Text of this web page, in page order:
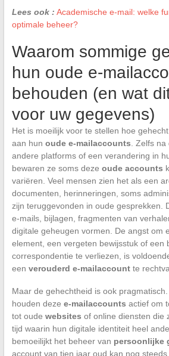
Lees ook : Academische e-mail: welke
optimale beheer?
Waarom sommige
hun oude e-
behouden (en wat
voor uw gegevens)
Het is moeilijk voor te stellen hoe
aan hun oude e-mailaccounts . Zelfs
andere platforms of een verandering in
bewaren ze soms deze oude accounts
variëren. Veel mensen zien het als een
documenten, herinneringen, soms
zijn teruggevonden in oude gesprekken.
e-mails, bijlagen, fragmenten van
digitale geheugen vormen. De angst om
element, een vergeten bewijsstuk of een
correspondentie te verliezen, is
een verouderd e-mailaccountte
Maar de gehechtheid is ook
houden deze e-mailaccounts actief om
tot oude websites of online diensten die
tijd waarin hun digitale identiteit heel
bemoeilijkt het beheer van persoonlijke
account van tien jaar oud kan nog